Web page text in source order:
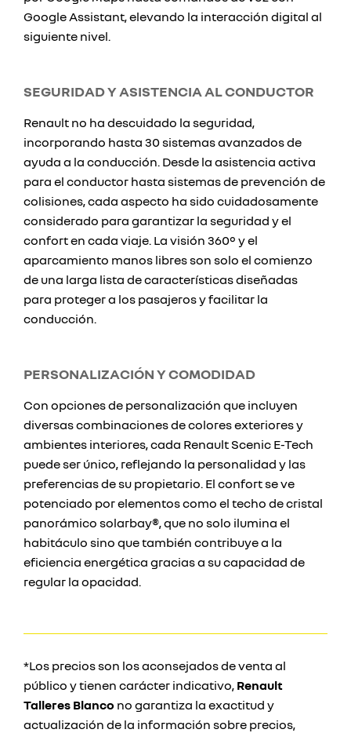
Google Assistant, elevando la interacción digital al
siguiente nivel.
SEGURIDAD Y ASISTENCIA AL CONDUCTOR
Renault no ha descuidado la seguridad,
incorporando hasta 30 sistemas avanzados de
ayuda a la conducción. Desde la asistencia activa
para el conductor hasta sistemas de prevención de
colisiones, cada aspecto ha sido cuidadosamente
considerado para garantizar la seguridad y el
confort en cada viaje. La visión 360° y el
aparcamiento manos libres son solo el comienzo
de una larga lista de características diseñadas
para proteger a los pasajeros y facilitar la
conducción.
PERSONALIZACIÓN Y COMODIDAD
Con opciones de personalización que incluyen
diversas combinaciones de colores exteriores y
ambientes interiores, cada Renault Scenic E-Tech
puede ser único, reflejando la personalidad y las
preferencias de su propietario. El confort se ve
potenciado por elementos como el techo de cristal
panorámico solarbay®, que no solo ilumina el
habitáculo sino que también contribuye a la
eficiencia energética gracias a su capacidad de
regular la opacidad.
*Los precios son los aconsejados de venta al
público y tienen carácter indicativo, Renault
Talleres Blanco no garantiza la exactitud y
actualización de la información sobre precios,